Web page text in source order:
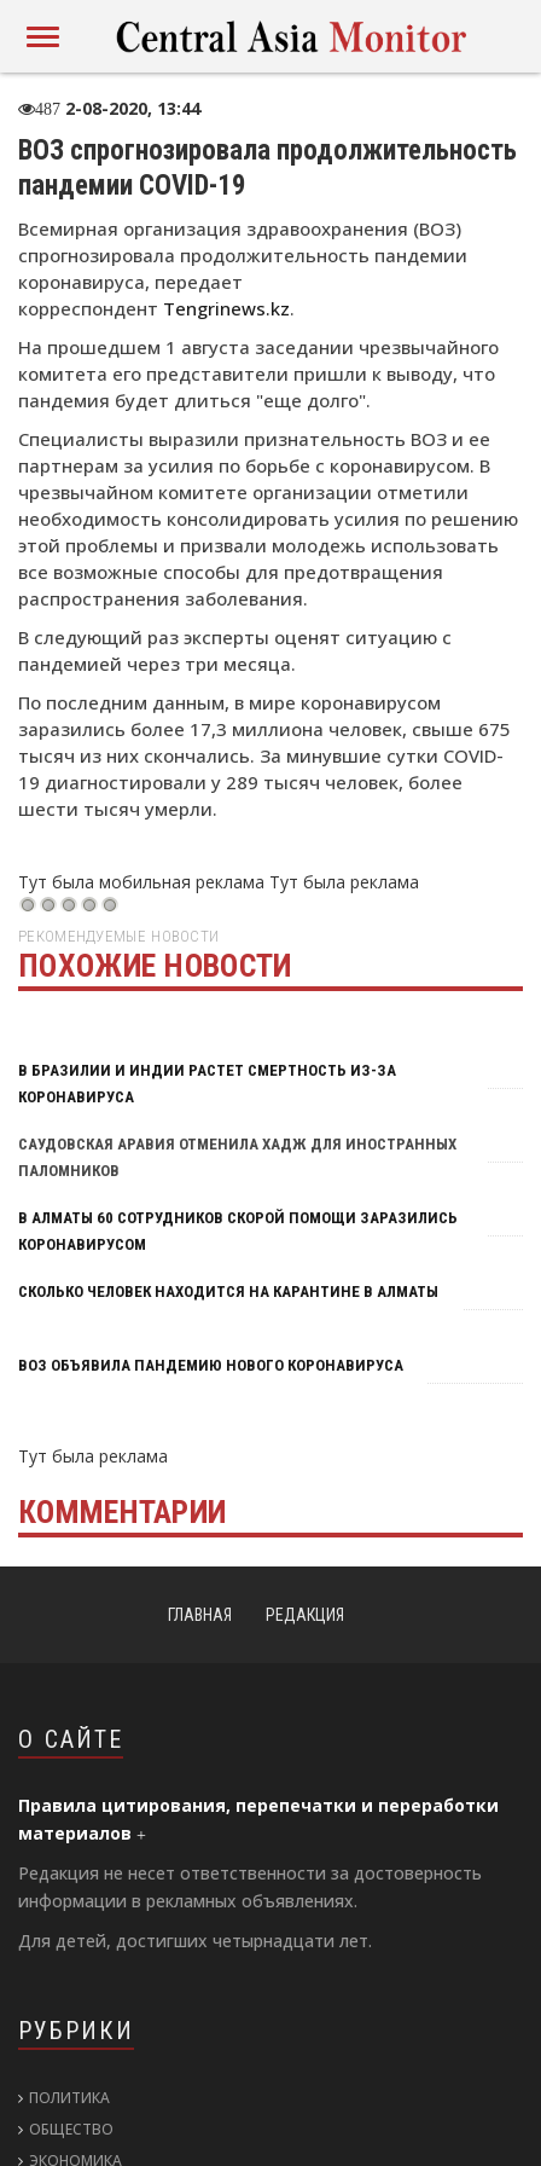
487 2-08-2020, 13:44
ВОЗ спрогнозировала продолжительность
пандемии COVID-19
Всемирная организация здравоохранения (ВОЗ)
спрогнозировала продолжительность пандемии
коронавируса, передает
корреспондент Tengrinews.kz.
На прошедшем 1 августа заседании чрезвычайного
комитета его представители пришли к выводу, что
пандемия будет длиться "еще долго".
Специалисты выразили признательность ВОЗ и ее
партнерам за усилия по борьбе с коронавирусом. В
чрезвычайном комитете организации отметили
необходимость консолидировать усилия по решению
этой проблемы и призвали молодежь использовать
все возможные способы для предотвращения
распространения заболевания.
В следующий раз эксперты оценят ситуацию с
пандемией через три месяца.
По последним данным, в мире коронавирусом
заразились более 17,3 миллиона человек, свыше 675
тысяч из них скончались. За минувшие сутки COVID-
19 диагностировали у 289 тысяч человек, более
шести тысяч умерли.
Тут была мобильная реклама Тут была реклама
РЕКОМЕНДУЕМЫЕ НОВОСТИ
ПОХОЖИЕ НОВОСТИ
Тут была реклама
В БРАЗИЛИИ И ИНДИИ РАСТЕТ СМЕРТНОСТЬ ИЗ-ЗА
КОРОНАВИРУСА
САУДОВСКАЯ АРАВИЯ ОТМЕНИЛА ХАДЖ ДЛЯ ИНОСТРАННЫХ
ПАЛОМНИКОВ
В АЛМАТЫ 60 СОТРУДНИКОВ СКОРОЙ ПОМОЩИ ЗАРАЗИЛИСЬ
КОРОНАВИРУСОМ
СКОЛЬКО ЧЕЛОВЕК НАХОДИТСЯ НА КАРАНТИНЕ В АЛМАТЫ
ВОЗ ОБЪЯВИЛА ПАНДЕМИЮ НОВОГО КОРОНАВИРУСА
Тут была реклама
КОММЕНТАРИИ
ГЛАВНАЯ РЕДАКЦИЯ
О САЙТЕ
Правила цитирования, перепечатки и переработки
материалов
Редакция не несет ответственности за достоверность
информации в рекламных объявлениях.
Для детей, достигших четырнадцати лет.
РУБРИКИ
ПОЛИТИКА
ОБЩЕСТВО
ЭКОНОМИКА